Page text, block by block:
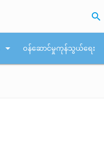
search
arrow_drop_down ဝန်ဆောင်မှုကုန်သွယ်ရေး